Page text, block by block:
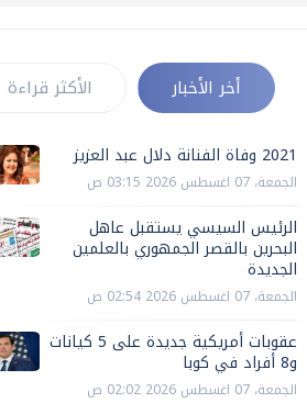
أخر الأخبار الأكثر قراءة
2021 وفاة الفنانة دلال عبد العزيز
الجمعة، 07 اغسطس 2026 03:15 ص
الرئيس السيسي يستقبل عاهل
البحرين بالقصر الجمهوري بالعلمين
الجديدة
الجمعة، 07 اغسطس 2026 02:54 ص
عقوبات أمريكية جديدة على 5 كيانات
و8 أفراد في كوبا
الجمعة، 07 اغسطس 2026 02:02 ص